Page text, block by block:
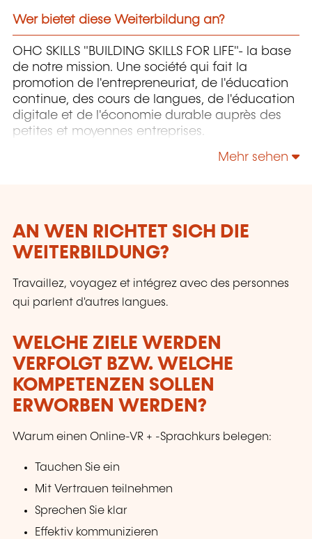
Wer bietet diese Weiterbildung an?
OHC SKILLS "BUILDING SKILLS FOR LIFE"- la base
de notre mission. Une société qui fait la
promotion de l'entrepreneuriat, de l'éducation
continue, des cours de langues, de l'éducation
digitale et de l'économie durable auprès des
petites et moyennes entreprises.
Mehr sehen
AN WEN RICHTET SICH DIE
WEITERBILDUNG?
Travaillez, voyagez et intégrez avec des personnes
qui parlent d'autres langues.
WELCHE ZIELE WERDEN
VERFOLGT BZW. WELCHE
KOMPETENZEN SOLLEN
ERWORBEN WERDEN?
Warum einen Online-VR + -Sprachkurs belegen:
Tauchen Sie ein
Mit Vertrauen teilnehmen
Sprechen Sie klar
Effektiv kommunizieren